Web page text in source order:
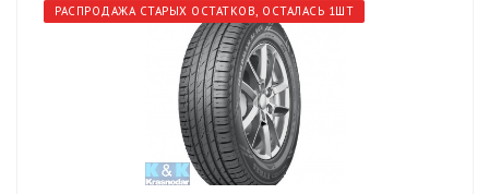
РАСПРОДАЖА СТАРЫХ ОСТАТКОВ, ОСТАЛАСЬ 1ШТ